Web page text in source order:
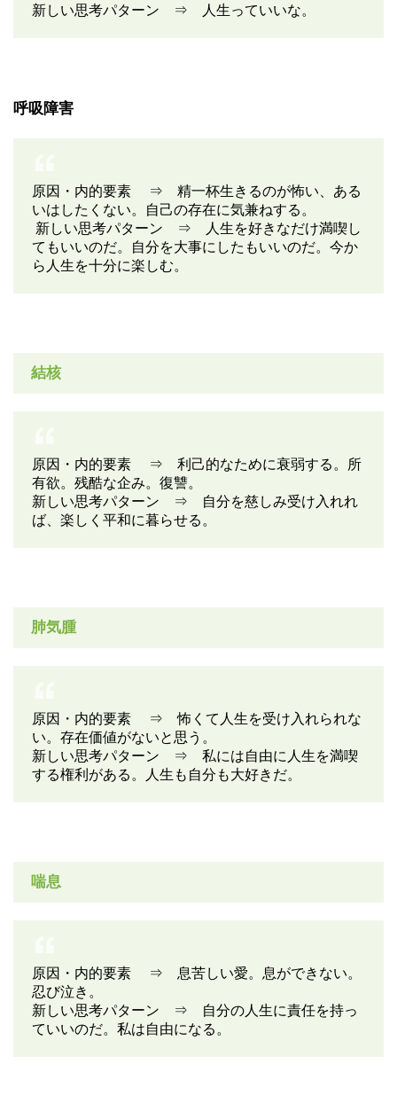
新しい思考パターン ⇒ 人生っていいな。
呼吸障害
原因・内的要素 ⇒ 精一杯生きるのが怖い、ある
いはしたくない。自己の存在に気兼ねする。
新しい思考パターン ⇒ 人生を好きなだけ満喫し
てもいいのだ。自分を大事にしたもいいのだ。今か
ら人生を十分に楽しむ。
結核
原因・内的要素 ⇒ 利己的なために衰弱する。所
有欲。残酷な企み。復讐。
新しい思考パターン ⇒ 自分を慈しみ受け入れれ
ば、楽しく平和に暮らせる。
肺気腫
原因・内的要素 ⇒ 怖くて人生を受け入れられな
い。存在価値がないと思う。
新しい思考パターン ⇒ 私には自由に人生を満喫
する権利がある。人生も自分も大好きだ。
喘息
原因・内的要素 ⇒ 息苦しい愛。息ができない。
忍び泣き。
新しい思考パターン ⇒ 自分の人生に責任を持っ
ていいのだ。私は自由になる。